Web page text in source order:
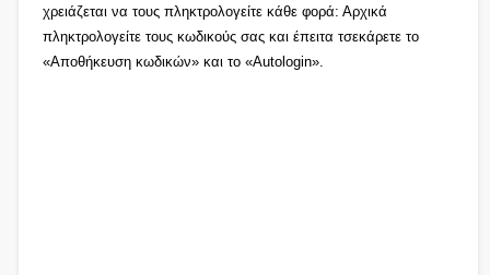
χρειάζεται να τους πληκτρολογείτε κάθε φορά: Αρχικά
πληκτρολογείτε τους κωδικούς σας και έπειτα τσεκάρετε το
«Αποθήκευση κωδικών» και το «Autologin».